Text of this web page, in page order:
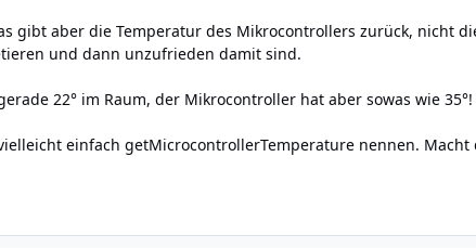
gibt aber die Temperatur des Mikrocontrollers zurück, nicht
und dann unzufrieden damit sind.
22° im Raum, der Mikrocontroller hat aber sowas wie 35°!
einfach getMicrocontrollerTemperature nennen. Macht